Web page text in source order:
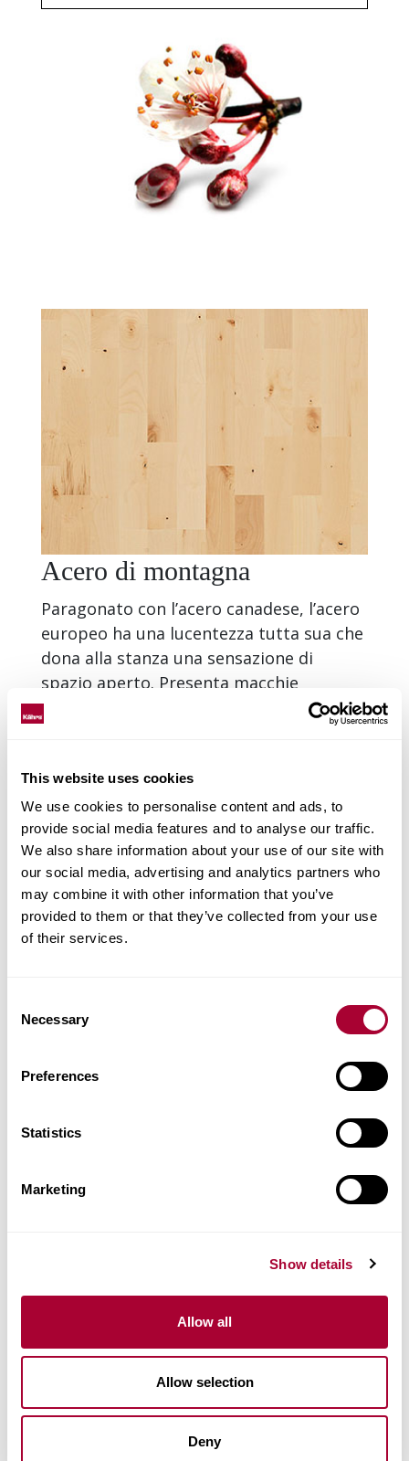
This website uses cookies
We use cookies to personalise content and ads, to
provide social media features and to analyse our traffic.
We also share information about your use of our site with
our social media, advertising and analytics partners who
may combine it with other information that you’ve
provided to them or that they’ve collected from your use
of their services.
Selection
Necessary
Preferences
Statistics
Marketing
Show details
Allow all
Allow selection
Deny
Acero di montagna
Paragonato con l’acero canadese, l’acero
europeo ha una lucentezza tutta sua che
dona alla stanza una sensazione di
spazio aperto. Presenta macchie
colorate ed è famoso per l’ampia gamma
chiaro dell’acero europeo si modifica in
una tonalità dorata con il passare del
tempo.
Valore Brinell
Gamma
3.0
2.3 - 4.5
vedi i nostri pavimenti in acero di montagna